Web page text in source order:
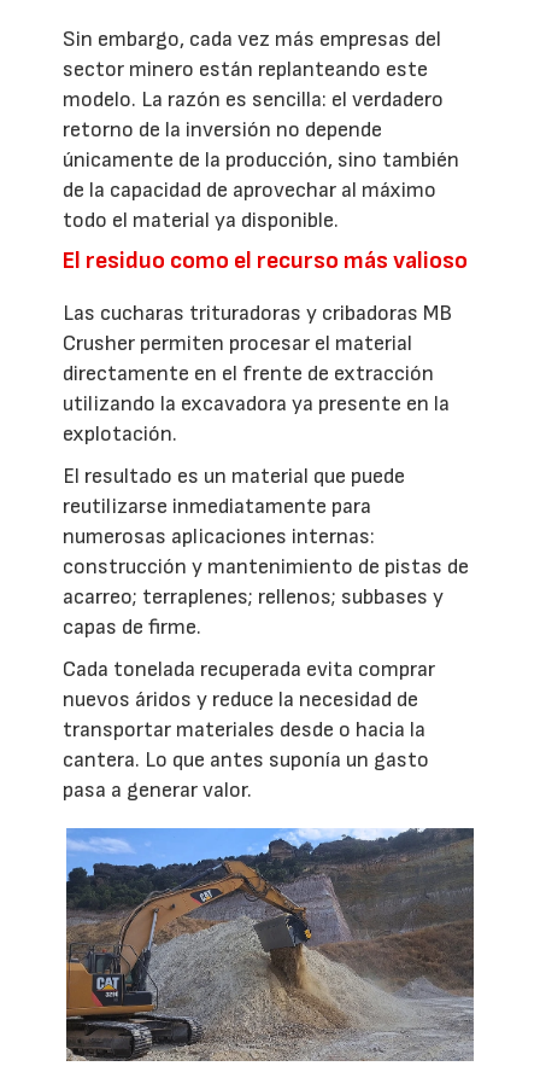
Sin embargo, cada vez más empresas del
sector minero están replanteando este
modelo. La razón es sencilla: el verdadero
retorno de la inversión no depende
únicamente de la producción, sino también
de la capacidad de aprovechar al máximo
todo el material ya disponible.
El residuo como el recurso más valioso
Las cucharas trituradoras y cribadoras MB
Crusher permiten procesar el material
directamente en el frente de extracción
utilizando la excavadora ya presente en la
explotación.
El resultado es un material que puede
reutilizarse inmediatamente para
numerosas aplicaciones internas:
construcción y mantenimiento de pistas de
acarreo; terraplenes; rellenos; subbases y
capas de firme.
Cada tonelada recuperada evita comprar
nuevos áridos y reduce la necesidad de
transportar materiales desde o hacia la
cantera. Lo que antes suponía un gasto
pasa a generar valor.